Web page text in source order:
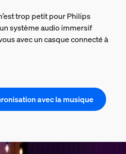
trop petit pour Philips
système audio immersif
avec un casque connecté à
avec la musique